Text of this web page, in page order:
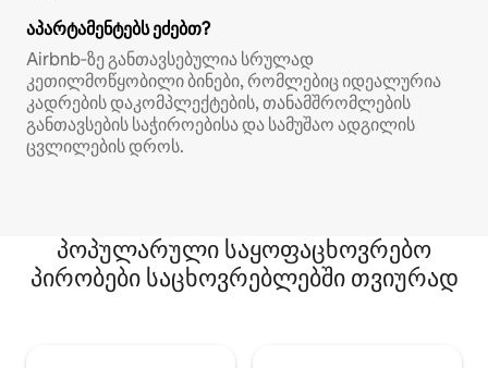
აპარტამენტებს ეძებთ?
Airbnb‑ზე განთავსებულია სრულად
კეთილმოწყობილი ბინები, რომლებიც იდეალურია
კადრების დაკომპლექტების, თანამშრომლების
განთავსების საჭიროებისა და სამუშაო ადგილის
ცვლილების დროს.
პოპულარული საყოფაცხოვრებო
პირობები საცხოვრებლებში თვიურად